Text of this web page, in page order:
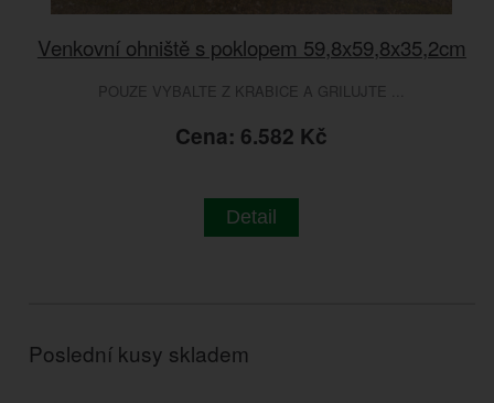
Venkovní ohniště s poklopem 59,8x59,8x35,2cm
POUZE VYBALTE Z KRABICE A GRILUJTE ...
Cena: 6.582 Kč
Detail
Poslední kusy skladem